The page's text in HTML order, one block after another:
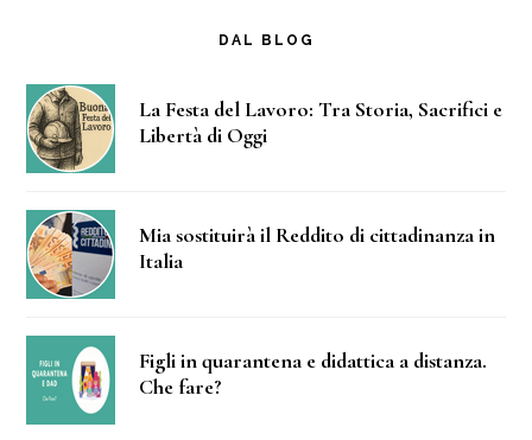
DAL BLOG
La Festa del Lavoro: Tra Storia, Sacrifici e
Libertà di Oggi
Mia sostituirà il Reddito di cittadinanza in
Italia
Figli in quarantena e didattica a distanza.
Che fare?